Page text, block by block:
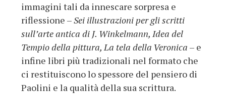
immagini tali da innescare sorpresa e
riflessione –Sei illustrazioni per gli scritti
sull’arte antica di J. Winkelmann, Idea del
Tempio della pittura, La tela della Veronica – e
infine libri più tradizionali nel formato che
ci restituiscono lo spessore del pensiero di
Paolini e la qualità della sua scrittura.